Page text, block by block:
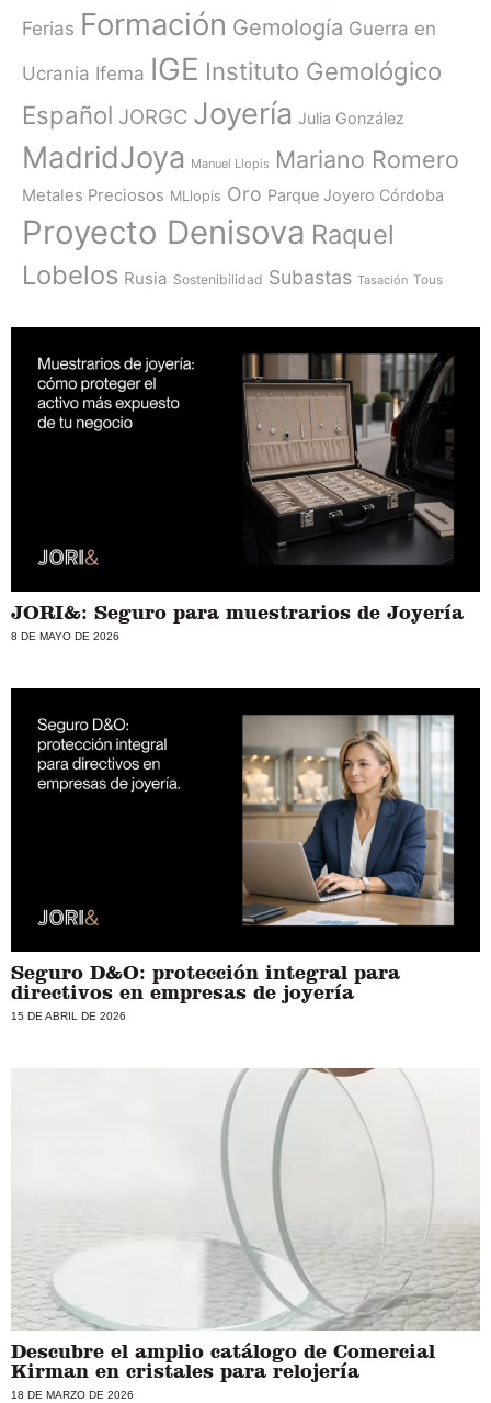
Ferias Formación Gemología Guerra en
Ucrania Ifema IGE Instituto Gemológico
Español JORGC Joyería Julia González
MadridJoya Manuel Llopis Mariano Romero
Metales Preciosos MLlopis Oro Parque Joyero Córdoba
Proyecto Denisova Raquel
Lobelos Rusia Sostenibilidad Subastas Tasación Tous
JORI&: Seguro para muestrarios de Joyería
8 DE MAYO DE 2026
Seguro D&O: protección integral para
directivos en empresas de joyería
15 DE ABRIL DE 2026
Descubre el amplio catálogo de Comercial
Kirman en cristales para relojería
18 DE MARZO DE 2026